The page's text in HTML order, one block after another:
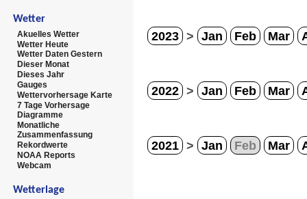
Wetter
Akuelles Wetter
Wetter Heute
Wetter Daten Gestern
Dieser Monat
Dieses Jahr
Gauges
Wettervorhersage Karte
7 Tage Vorhersage
Diagramme
Monatliche
Zusammenfassung
Rekordwerte
NOAA Reports
Webcam
Wetterlage
2023 > Jan Feb Mar
2022 > Jan Feb Mar
2021 > Jan Feb Mar